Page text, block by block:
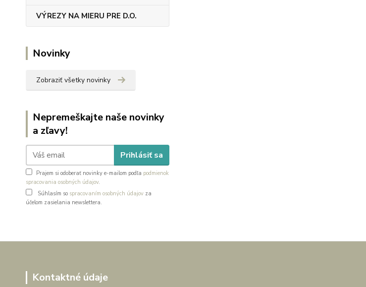
VÝREZY NA MIERU PRE D.O.
Novinky
Zobraziť všetky novinky
Nepremeškajte naše novinky
a zľavy!
Prihlásiť sa
Prajem si odoberať novinky e-mailom podľa podmienok
spracovania osobných údajov.
Súhlasím so spracovaním osobných údajov za
účelom zasielania newslettera.
Kontaktné údaje